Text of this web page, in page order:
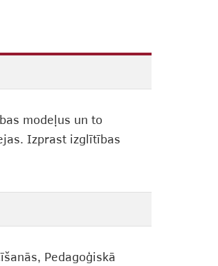
modeļus un to
Izprast izglītības
Pedagoģiskā